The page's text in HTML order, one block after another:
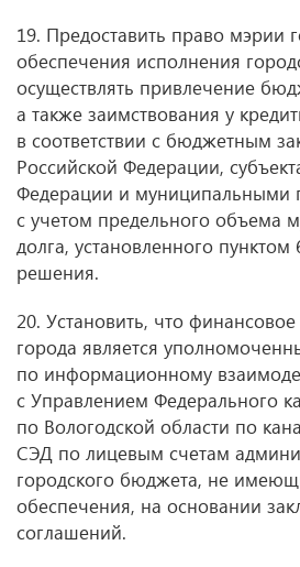
19. Предоставить право мэрии
обеспечения исполнения
осуществлять привлечение
а также заимствования у
в соответствии с бюджетным
Российской Федерации,
Федерации и муниципальными
с учетом предельного объема
долга, установленного пунктом
решения.
20. Установить, что
города является
по информационному
с Управлением Федерального
по Вологодской области по
СЭД по лицевым счетам
городского бюджета, не
обеспечения, на основании
соглашений.